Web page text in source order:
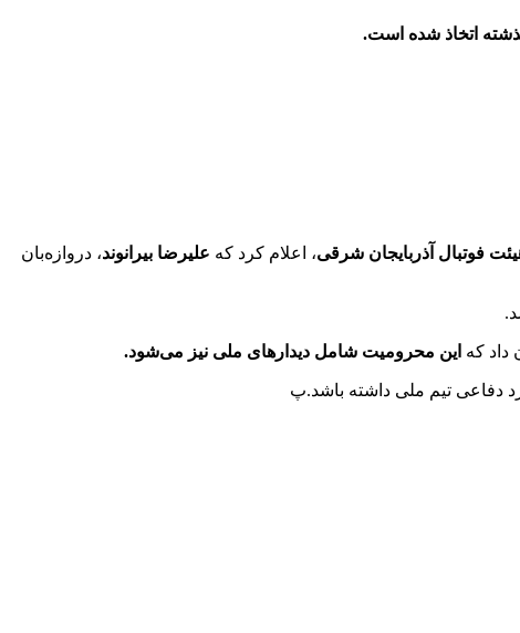
اتخاذ شده است.
فوتبال آذربایجان شرقی، اعلام کرد که علیرضا بیرانوند، دروازه‌بان
داد که این محرومیت شامل دیدارهای ملی نیز می‌شود.
دفاعی تیم ملی داشته باشد.پ